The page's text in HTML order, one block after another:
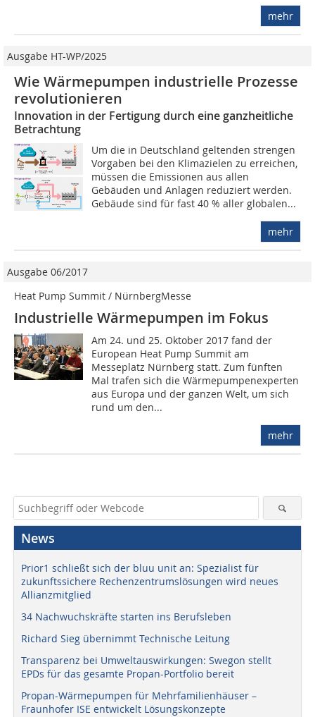
mehr
Ausgabe HT-WP/2025
Wie Wärmepumpen industrielle Prozesse
revolutionieren
Innovation in der Fertigung durch eine ganzheitliche
Betrachtung
Um die in Deutschland geltenden strengen
Vorgaben bei den Klimazielen zu erreichen,
müssen die Emissionen aus allen
Gebäuden und Anlagen reduziert werden.
Gebäude sind für fast 40 % aller globalen...
mehr
Ausgabe 06/2017
Heat Pump Summit / NürnbergMesse
Industrielle Wärmepumpen im Fokus
Am 24. und 25. Oktober 2017 fand der
European Heat Pump Summit am
Messeplatz Nürnberg statt. Zum fünften
Mal trafen sich die Wärmepumpenexperten
aus Europa und der ganzen Welt, um sich
rund um den...
mehr
News
Prior1 schließt sich der bluu unit an: Spezialist für
zukunftssichere Rechenzentrumslösungen wird neues
Allianzmitglied
34 Nachwuchskräfte starten ins Berufsleben
Richard Sieg übernimmt Technische Leitung
Transparenz bei Umweltauswirkungen: Swegon stellt
EPDs für das gesamte Propan-Portfolio bereit
Propan-Wärmepumpen für Mehrfamilienhäuser –
Fraunhofer ISE entwickelt Lösungskonzepte